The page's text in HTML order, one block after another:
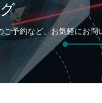
予約など、お気軽にお問